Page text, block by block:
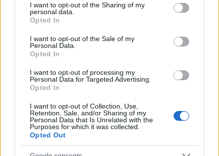
not limited to your visit or usage behaviour. You may click to
grant or deny consent to Google and its third-party tags to
use your data for below specified purposes in below Google
consent section.
I want to opt-out of the Sharing of my
personal data.
Opted In
I want to opt-out of the Sale of my
Personal Data.
Opted In
I want to opt-out of processing my
Personal Data for Targeted Advertising.
Opted In
I want to opt-out of Collection, Use,
Retention, Sale, and/or Sharing of my
Personal Data that Is Unrelated with the
Purposes for which it was collected.
Opted Out
hagyományteremtő szándékkal az idén első alkalommal
rendeznek meg, és célja ?a mesélő emberek fórumának?
létrehozása. Ugyanezen a napon mesemondás, családi
programok, ?mesemaraton? és koncertek biztosítanak
mesemondók közül előadóként, illetve szereplőként is ott
lesz Berecz András, Kóka Rozália, Kovács Marianna, Csernik
Szende, Gulyás László, a kísérő programokon egyebek
mellett fellép a Fonó zenekar és az Alma együttes.
A konferencia időpontja kapcsolódik a Népmese Napjához ?
szeptember 30. ?, amely a magyar mese- és